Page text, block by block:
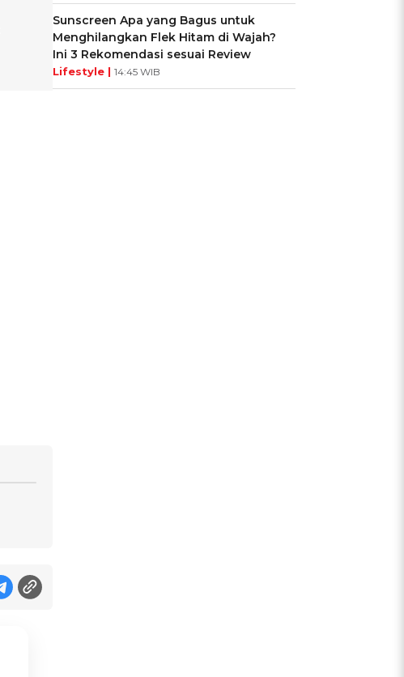
Sunscreen Apa yang Bagus untuk
Menghilangkan Flek Hitam di Wajah?
Ini 3 Rekomendasi sesuai Review
Lifestyle | 14:45 WIB